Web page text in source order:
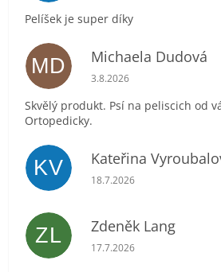
Pelíšek je super díky
MD Michaela Dudová
Hodnocení obchodu je 5
3.8.2026
Skvělý produkt. Psí na peliscich od
Ortopedicky.
KV Kateřina
Hodnocení obchodu je 5
18.7.2026
ZL Zdeněk Lang
Hodnocení obchodu je 5
17.7.2026